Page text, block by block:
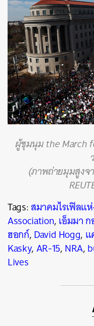
ผู้ชุมนุม the March
(ภาพถ่ายมุมสูง
Tags:สมาคมไรเฟิลแ
Association,เอ็มมา
ฮอกก์,David Hogg,
Kasky,AR-15,NRA,
Lives